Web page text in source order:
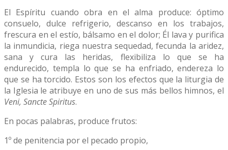
El Espíritu cuando obra en el alma produce: óptimo
consuelo, dulce refrigerio, descanso en los trabajos,
frescura en el estío, bálsamo en el dolor; Él lava y purifica
la inmundicia, riega nuestra sequedad, fecunda la aridez,
sana y cura las heridas, flexibiliza lo que se ha
endurecido, templa lo que se ha enfriado, endereza lo
que se ha torcido. Estos son los efectos que la liturgia de
la Iglesia le atribuye en uno de sus más bellos himnos, el
Veni, Sancte Spiritus.
En pocas palabras, produce frutos:
1º de penitencia por el pecado propio,